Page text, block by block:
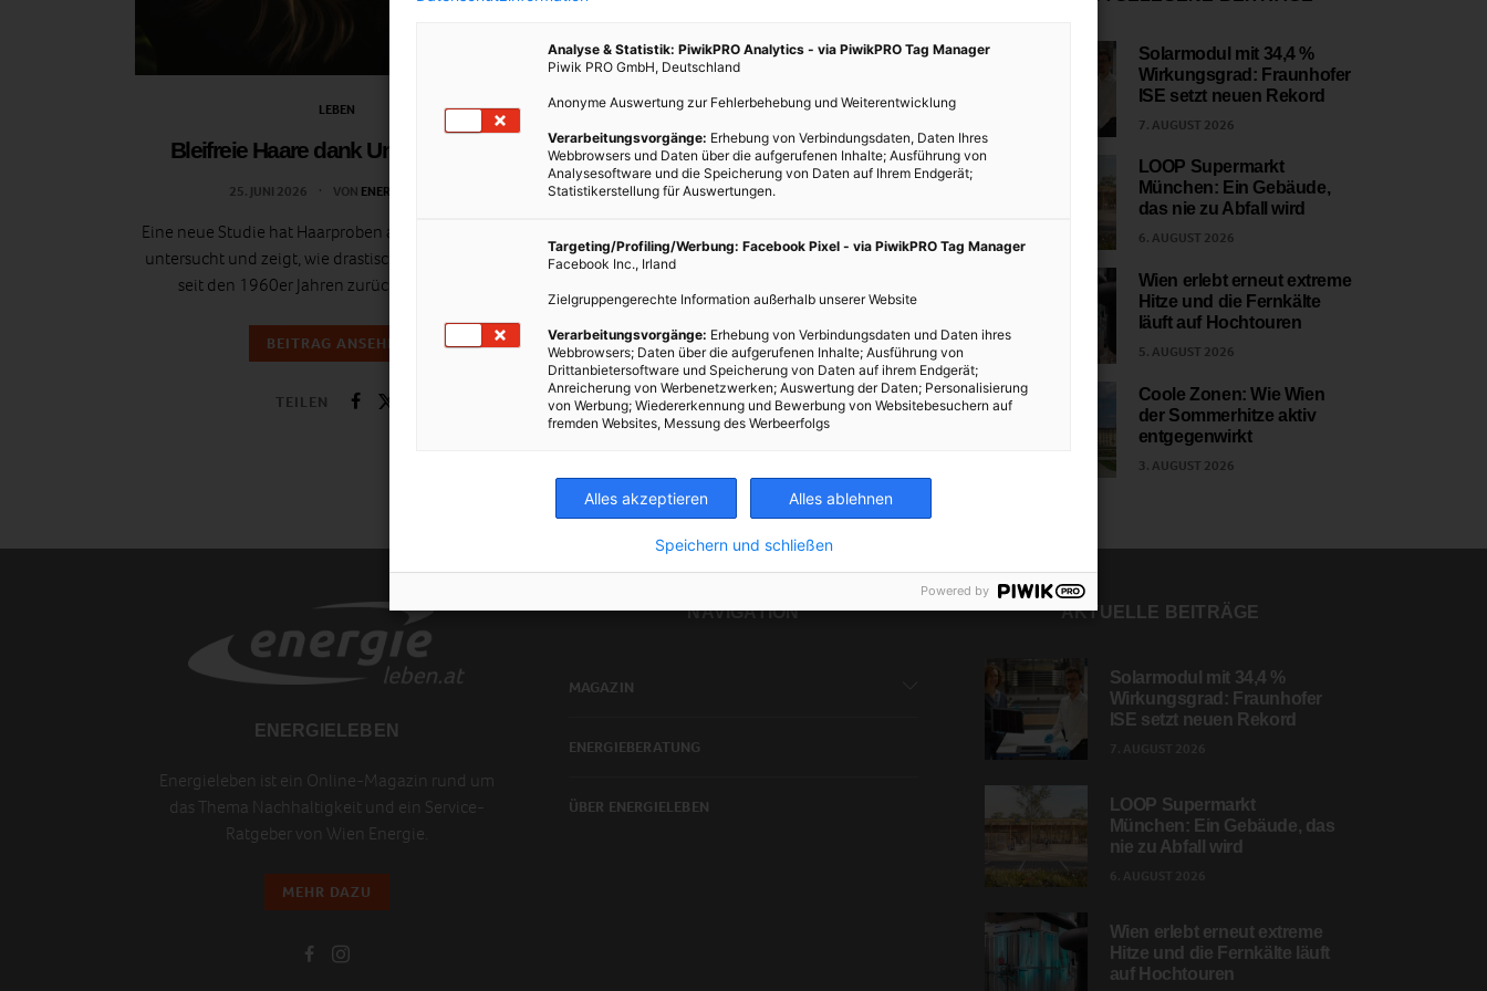
LEBEN
Bleifreie Haare dank Umweltschutz
25. JUNI 2026 VON ENERGIELEBEN
Eine neue Studie hat Haarproben aus über 100 Jahren
untersucht und zeigt, wie drastisch die Bleibelastung
seit den 1960er Jahren zurückgegangen ist.
BEITRAG ANSEHEN
TEILEN
Solarmodul mit 34,4 %
Wirkungsgrad: Fraunhofer
ISE setzt neuen Rekord
7. AUGUST 2026
LOOP Supermarkt
München: Ein Gebäude,
das nie zu Abfall wird
6. AUGUST 2026
Wien erlebt erneut extreme
Hitze und die Fernkälte
läuft auf Hochtouren
5. AUGUST 2026
Coole Zonen: Wie Wien
der Sommerhitze aktiv
entgegenwirkt
3. AUGUST 2026
ENERGIELEBEN
Energieleben ist ein Online-Magazin rund um
das Thema Nachhaltigkeit und ein Service-
Ratgeber von Wien Energie.
MEHR DAZU
NAVIGATION
MAGAZIN
ENERGIEBERATUNG
ÜBER ENERGIELEBEN
AKTUELLE BEITRÄGE
Solarmodul mit 34,4 %
Wirkungsgrad: Fraunhofer
ISE setzt neuen Rekord
LOOP Supermarkt
München: Ein Gebäude, das
nie zu Abfall wird
Wien erlebt erneut extreme
Hitze und die Fernkälte läuft
auf Hochtouren
Analyse & Statistik: PiwikPRO Analytics - via PiwikPRO Tag Manager
Piwik PRO GmbH, Deutschland
Anonyme Auswertung zur Fehlerbehebung und Weiterentwicklung
Verarbeitungsvorgänge: Erhebung von Verbindungsdaten, Daten Ihres
Webbrowsers und Daten über die aufgerufenen Inhalte; Ausführung von
Analysesoftware und die Speicherung von Daten auf Ihrem Endgerät;
Statistikerstellung für Auswertungen.
Targeting/Profiling/Werbung: Facebook Pixel - via PiwikPRO Tag Manager
Facebook Inc., Irland
Zielgruppengerechte Information außerhalb unserer Website
Verarbeitungsvorgänge: Erhebung von Verbindungsdaten und Daten ihres
Webbrowsers; Daten über die aufgerufenen Inhalte; Ausführung von
Drittanbietersoftware und Speicherung von Daten auf ihrem Endgerät;
Anreicherung von Werbenetzwerken; Auswertung der Daten; Personalisierung
von Werbung; Wiedererkennung und Bewerbung von Websitebesuchern auf
fremden Websites, Messung des Werbeerfolgs
Alles akzeptieren Alles ablehnen
Speichern und schließen
Powered by